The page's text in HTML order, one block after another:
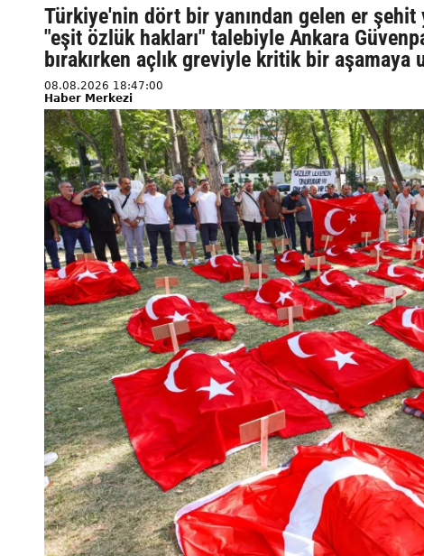
Türkiye'nin dört bir yanından gelen er
"eşit özlük hakları" talebiyle Ankara
bırakırken açlık greviyle kritik bir aşamaya
08.08.2026 18:47:00
Haber Merkezi